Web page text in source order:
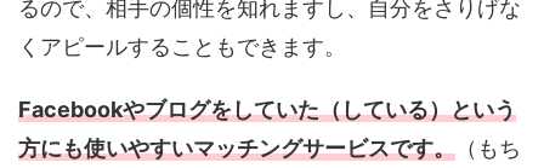
るので、相手の個性を知れますし、自分をさりげな
くアピールすることもできます。
Facebookやブログをしていた（している）という
方にも使いやすいマッチングサービスです。 （もち